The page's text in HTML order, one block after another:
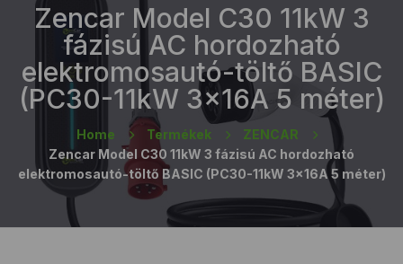
Zencar Model C30 11kW 3
fázisú AC hordozható
elektromosautó-töltő BASIC
(PC30-11kW 3x16A 5 méter)
Home Termékek
ZENCAR
Zencar Model C30 11kW 3 fázisú AC hordozható
elektromosautó-töltő BASIC (PC30-11kW 3x16A 5 méter)